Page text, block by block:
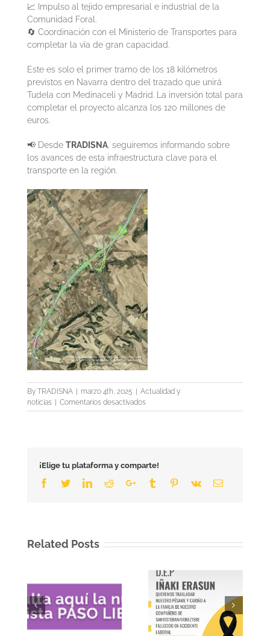
📈 Impulso al tejido empresarial e industrial de la
Comunidad Foral.
🔄 Coordinación con el Ministerio de Transportes para
completar la vía de gran capacidad.
Este es solo el primer tramo de los 18 kilómetros
previstos en Navarra dentro del trazado que unirá
Tudela con Medinaceli y Madrid. La inversión total para
completar el proyecto alcanza los 120 millones de
euros.
📢 Desde TRADISNA, seguiremos informando sobre
los avances de esta infraestructura clave para el
transporte en la región.
By TRADISNA marzo 4th, 2025
Actualidad y
noticias
Comentarios desactivadosen
Aprobado
construcción
de
y
¡Elige tu plataforma y comparte!
Facebook
TwitterLinkedIn
RedditGoogle+TumblrPinterest
Vk Email
Related Posts
Comunicado de
Ayudas para el cese
anticipado de
transportistas de
mercancías y